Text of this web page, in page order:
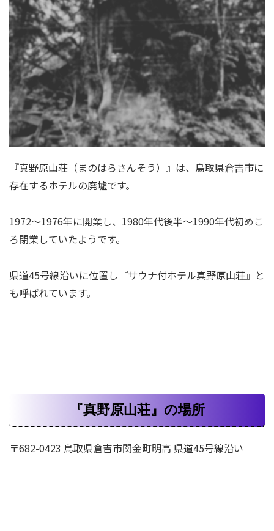
『真野原山荘（まのはらさんそう）』は、鳥取県倉吉市に
存在するホテルの廃墟です。
1972～1976年に開業し、1980年代後半～1990年代初めこ
ろ閉業していたようです。
県道45号線沿いに位置し『サウナ付ホテル真野原山荘』と
も呼ばれています。
『真野原山荘』の場所
〒682-0423 鳥取県倉吉市関金町明高 県道45号線沿い